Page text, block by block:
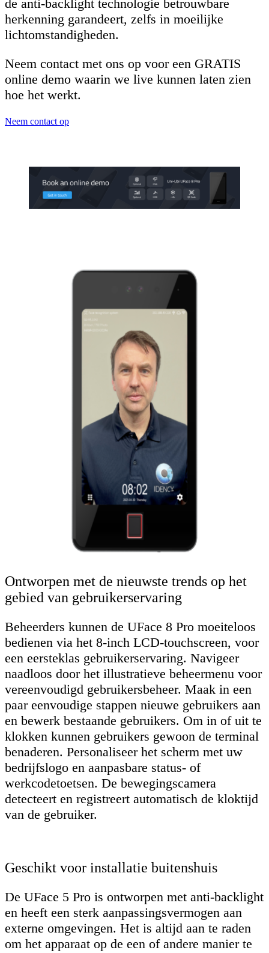
de anti-backlight technologie betrouwbare
herkenning garandeert, zelfs in moeilijke
lichtomstandigheden.
Neem contact met ons op voor een GRATIS
online demo waarin we live kunnen laten zien
hoe het werkt.
Neem contact op
Ontworpen met de nieuwste trends op het
gebied van gebruikerservaring
Beheerders kunnen de UFace 8 Pro moeiteloos
bedienen via het 8-inch LCD-touchscreen, voor
een eersteklas gebruikerservaring. Navigeer
naadloos door het illustratieve beheermenu voor
vereenvoudigd gebruikersbeheer. Maak in een
paar eenvoudige stappen nieuwe gebruikers aan
en bewerk bestaande gebruikers. Om in of uit te
klokken kunnen gebruikers gewoon de terminal
benaderen. Personaliseer het scherm met uw
bedrijfslogo en aanpasbare status- of
werkcodetoetsen. De bewegingscamera
detecteert en registreert automatisch de kloktijd
van de gebruiker.
Geschikt voor installatie buitenshuis
De UFace 5 Pro is ontworpen met anti-backlight
en heeft een sterk aanpassingsvermogen aan
externe omgevingen. Het is altijd aan te raden
om het apparaat op de een of andere manier te